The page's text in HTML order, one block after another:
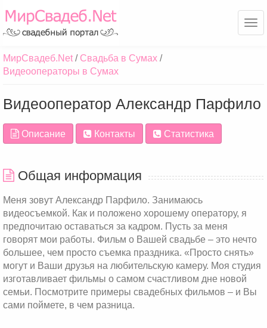
МирСвадеб.Net
Свадьба в Сумах
Видеооператоры в Сумах
Видеооператор Александр Парфило
Описание Контакты Статистика
Общая информация
Меня зовут Александр Парфило. Занимаюсь
видеосъемкой. Как и положено хорошему оператору, я
предпочитаю оставаться за кадром. Пусть за меня
говорят мои работы. Фильм о Вашей свадьбе – это нечто
большее, чем просто съемка праздника. «Просто снять»
могут и Ваши друзья на любительскую камеру. Моя студия
изготавливает фильмы о самом счастливом дне новой
семьи. Посмотрите примеры свадебных фильмов – и Вы
сами поймете, в чем разница.